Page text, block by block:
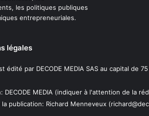
les politiques publiques
entrepreneuriales.
légales
édité par DECODE MEDIA SAS au capital de
DECODE MEDIA (indiquer à l'attention de la
publication: Richard Menneveux